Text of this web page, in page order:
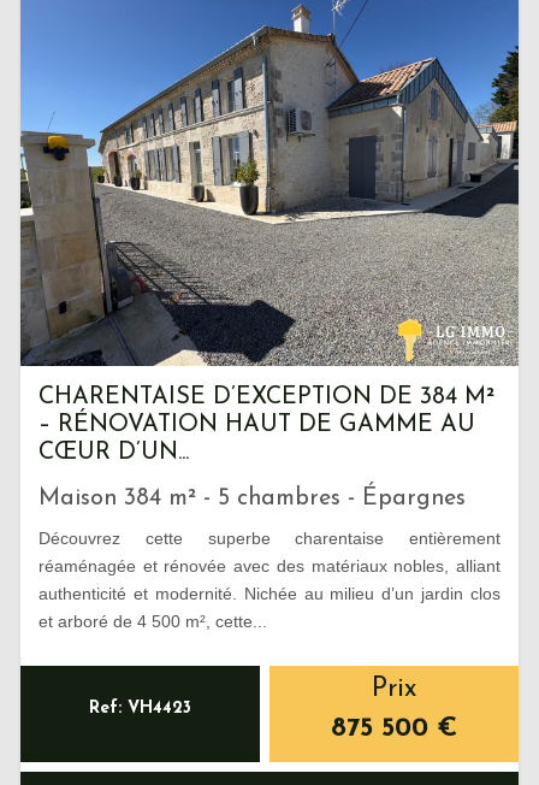
CHARENTAISE D’EXCEPTION DE 384 M²
– RÉNOVATION HAUT DE GAMME AU
CŒUR D’UN...
Maison 384 m² - 5 chambres - Épargnes
Découvrez cette superbe charentaise entièrement
réaménagée et rénovée avec des matériaux nobles, alliant
authenticité et modernité. Nichée au milieu d’un jardin clos
et arboré de 4 500 m², cette...
Ref: VH4423
Prix
875 500 €